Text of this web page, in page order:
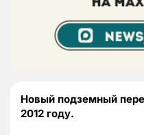
Новый подземный
2012 году.